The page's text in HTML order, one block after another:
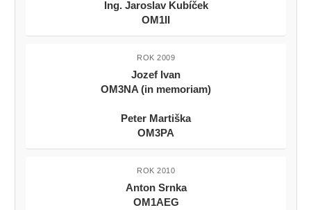
Ing. Jaroslav Kubíček
OM1II
ROK 2009
Jozef Ivan
OM3NA (in memoriam)
Peter Martiška
OM3PA
ROK 2010
Anton Srnka
OM1AEG